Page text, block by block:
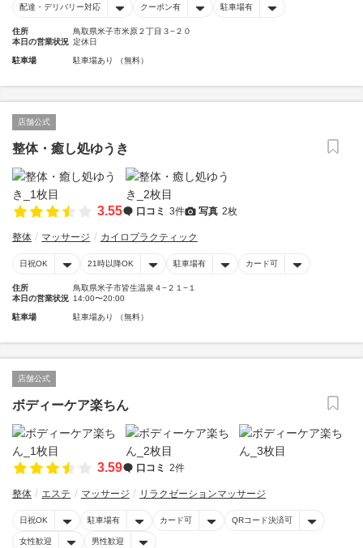
配達・デリバリー対応 クーポン有 駐車場有
住所
鳥取県米子市米原２丁目３−２０
本日の営業状況 定休日
駐車場 駐車場あり （無料）
店舗公式
整体・癒し処ゆうき
3.55 口コミ 3件 写真 2枚
整体 マッサージ カイロプラクティック
日祝OK 21時以降OK 駐車場有 カード可
住所
鳥取県米子市皆生温泉４−２１−１
本日の営業状況 14:00〜20:00
駐車場 駐車場あり （無料）
店舗公式
ボディーケア楽ちん
3.59 口コミ 2件
整体 エステ マッサージ リラクゼーションマッサージ
日祝OK 駐車場有 カード可 QRコード決済可
女性歓迎 男性歓迎